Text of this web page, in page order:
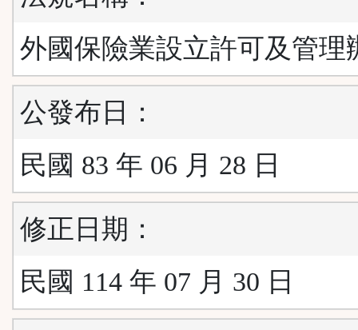
外國保險業設立許可及管理
公發布日：
民國 83 年 06 月 28 日
修正日期：
民國 114 年 07 月 30 日